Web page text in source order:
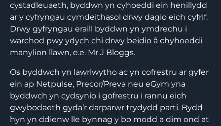
cystadleuaeth, byddwn yn cyhoeddi ein henillydd
ar y cyfryngau cymdeithasol drwy dagio eich cyfrif.
Drwy gyfryngau eraill byddwn yn ymdrechu i
warchod pwy ydych chi drwy beidio â chyhoeddi
manylion llawn, e.e. Mr J Bloggs.
Os byddwch yn lawrlwytho ac yn cofrestru ar gyfer
ein ap Netpulse, Precor/Preva neu eGym yna
byddwch yn cydsynio i gofrestru i rannu eich
gwybodaeth gyda’r darparwr trydydd parti. Bydd
hyn yn ddienw lle bynnag y bo modd a dim ond at